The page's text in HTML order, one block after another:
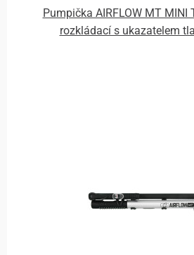
Pumpička AIRFLOW MT MINI
rozkládací s ukazatelem